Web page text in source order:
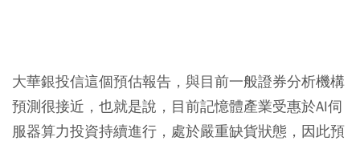
大華銀投信這個預估報告，與目前一般證券分析機構
預測很接近，也就是說，目前記憶體產業受惠於AI伺
服器算力投資持續進行，處於嚴重缺貨狀態，因此預